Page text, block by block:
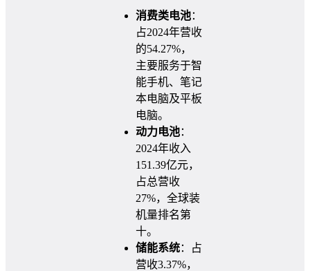
消费类电池：
占2024年营收
的54.27%，
主要服务于智
能手机、笔记
本电脑及平板
电脑。
动力电池：
2024年收入
151.39亿元，
占总营收
27%，全球装
机量排名第
十。
储能系统：占
营收3.37%，